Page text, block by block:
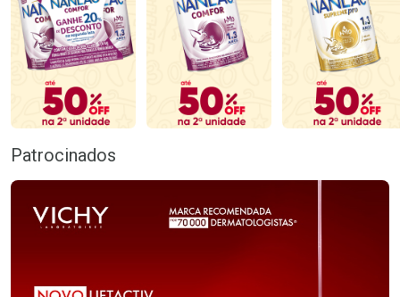
Patrocinados